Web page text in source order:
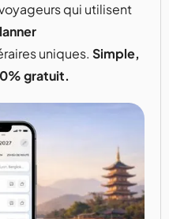
qui utilisent
uniques. Simple,
gratuit.